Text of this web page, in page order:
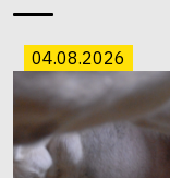
04.08.2026